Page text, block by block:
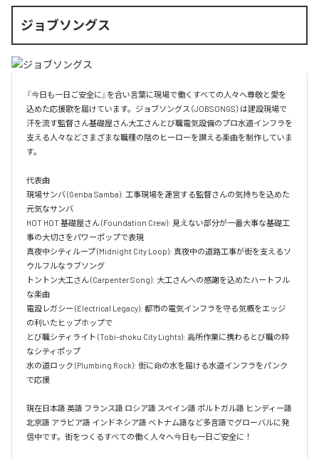
ジョブソングス
『今日も一日ご安全に』を合い言葉に現場で働くすべての人々へ尊敬と愛を
込めた応援歌を届けています。ジョブソングス（JOBSONGS）は建設現場で
汗を流す監督さん基礎屋さん大工さんとび職電気設備のプロ水道インフラを
支える人々などさまざまな職種の陰のヒーローを讃える楽曲を制作していま
す。
代表曲
現場サンバ (Genba Samba): 工事現場を運営する監督さんの気持ちを込めた
元気なサンバ
HOT HOT 基礎屋さん (Foundation Crew): 見えない部分が一番大事な基礎工
事の大切さをパワーポップで表現
真夜中シティループ (Midnight City Loop): 真夜中の道路工事が街を支えるソ
ウルフルなラブソング
トントン大工さん (Carpenter Song): 大工さんへの感謝を込めたハートフル
な楽曲
電設レガシー (Electrical Legacy): 都市の電気インフラを守る気概をエッジ
の利いたヒップホップで
とび職シティライト (Tobi-shoku City Lights): 高所作業に携わるとび職の粋
なシティポップ
水の道ロック (Plumbing Rock): 街に命の水を届ける水道インフラをパンク
で応援
現在日本語 英語 フランス語 ロシア語 スペイン語 ポルトガル語 ヒンディー語
北京語 アラビア語 インドネシア語 ベトナム語など多言語でグローバルに発
信中です。街をつくるすべての働く人々へ今日も一日ご安全に！